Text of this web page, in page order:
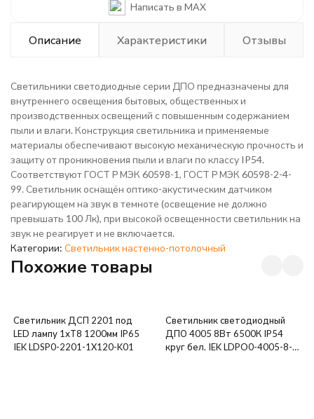
Написать в MAX
Описание Характеристики Отзывы
Светильники светодиодные серии ДПО предназначены для
внутреннего освещения бытовых, общественных и
производственных освещений с повышенным содержанием
пыли и влаги. Конструкция светильника и применяемые
материалы обеспечивают высокую механическую прочность и
защиту от проникновения пыли и влаги по классу IP54.
Соответствуют ГОСТ Р МЭК 60598-1, ГОСТ Р МЭК 60598-2-4-
99. Светильник оснащён оптико-акустическим датчиком
реагирующем на звук в темноте (освещение не должно
превышать 100 Лк), при высокой освещенности светильник на
звук не реагирует и не включается.
Категории: Светильник настенно-потолочный
Похожие товары
Светильник ДСП 2201 под
LED лампу 1хT8 1200мм IP65
IEK LDSP0-2201-1X120-K01
Светильник светодиодный
ДПО 4005 8Вт 6500К IP54
круг бел. IEK LDPO0-4005-8-